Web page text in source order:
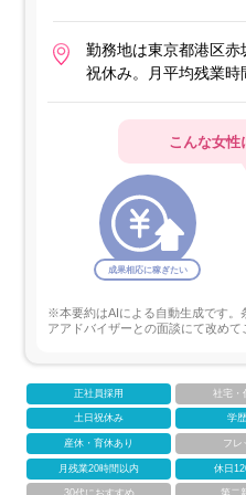
勤務地は東京都港区
祝休み。月平均残業時
こんな女性
成果相応に稼ぎたい
※本要約はAIによる自動生成です。
アアドバイザーとの面談にて改めて
正社員採用 社宅・
土日祝休み 学
産休・育休あり フレ
月残業20時間以内 休日